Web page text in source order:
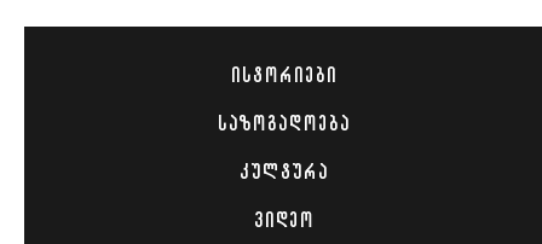
ᲘᲡᲢᲝᲠᲘᲔᲑᲘ
ᲡᲐᲖᲝᲒᲐᲓᲝᲔᲑᲐ
ᲙᲣᲚᲢᲣᲠᲐ
ᲕᲘᲓᲔᲝ